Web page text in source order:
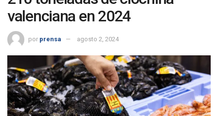
valenciana en 2024
por prensa agosto 2, 2024